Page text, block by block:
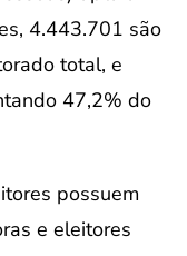
4.443.701 são
total, e
47,2% do
possuem
e eleitores